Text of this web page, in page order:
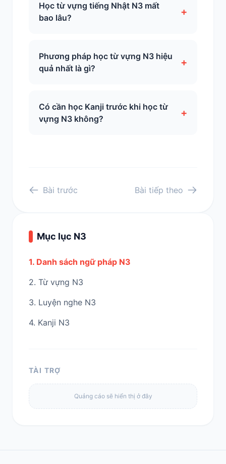
Học từ vựng tiếng Nhật N3 mất
bao lâu?
+
Phương pháp học từ vựng N3 hiệu
quả nhất là gì?
+
Có cần học Kanji trước khi học từ
vựng N3 không?
+
Bài trước Bài tiếp theo
Mục lục N3
1. Danh sách ngữ pháp N3
2. Từ vựng N3
3. Luyện nghe N3
4. Kanji N3
TÀI TRỢ
Quảng cáo sẽ hiển thị ở đây